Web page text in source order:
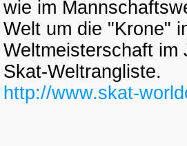
wie im
Welt um die "Krone"
Weltmeisterschaft im
Skat-Weltrangliste.
http://www.skat-